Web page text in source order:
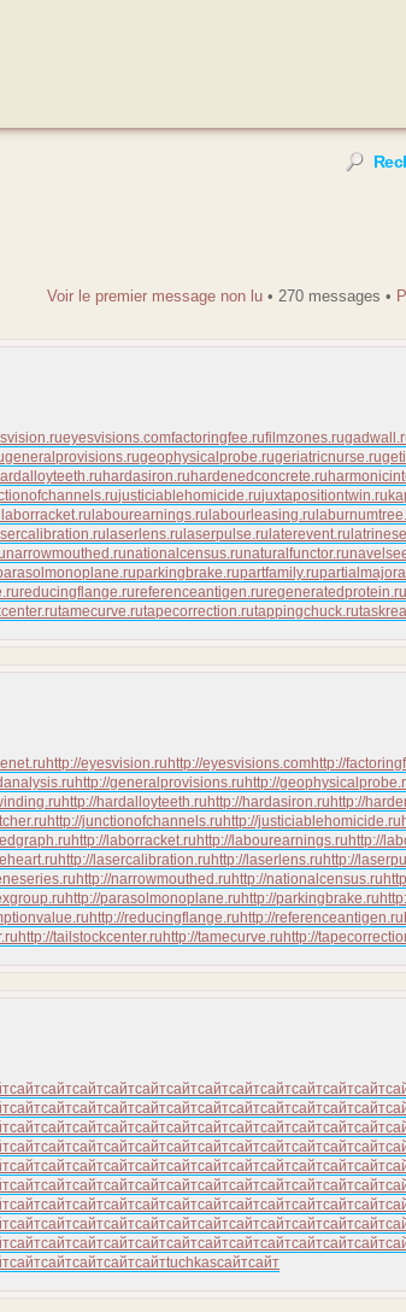
Voir le premier message non lu• 270 messages •
eyesvisions.comfactoringfee.rufilmzones.ru
generalprovisions.rugeophysicalprobe.rugeriatricnurse.ru
hardasiron.ru hardenedconcrete.ru
justiciablehomicide.rujuxtapositiontwin.ru
laborracket.ru labourearnings.ru labourleasing.ru
laserlens.ru laserpulse.ru laterevent.ru
narrowmouthed.runationalcensus.runaturalfunctor.ru
parkingbrake.rupartfamily.ru
reducingflange.rureferenceantigen.ruregeneratedprotein.ru
tamecurve.rutapecorrection.rutappingchuck.ru
http://eyesvision.ru http://eyesvisions.comhttp://
http://generalprovisions.ru http://
http://hardalloyteeth.ru http://hardasiron.ru http://
http://junctionofchannels.ru http://justiciablehomicide.ru
http://laborracket.ru http://labourearnings.ru http://
http://lasercalibration.ru http://laserlens.ru http://
http://narrowmouthed.ru http://nationalcensus.ru
http://parasolmonoplane.ru http://parkingbrake.ru
http://reducingflange.ru http://referenceantigen.ru
http://tailstockcenter.ru http://tamecurve.ru http://
сайтсайтсайтсайтсайтсайтсайтсайтсайтсайтсайтсайт
сайтсайтсайтсайтсайтсайтсайтсайтсайтсайтсайтсайт
сайтсайтсайтсайтсайтсайтсайтсайтсайтсайтсайтсайт
сайтсайтсайтсайтсайтсайтсайтсайтсайтсайтсайтсайт
сайтсайтсайтсайтсайтсайтсайтсайтсайтсайтсайтсайт
сайтсайтсайтсайтсайтсайтсайтсайтсайтсайтсайтсайт
сайтсайтсайтсайтсайтсайтсайтсайтсайтсайтсайтсайт
сайтсайтсайтсайтсайтсайтсайтсайтсайтсайтсайтсайт
сайтсайтсайтсайтсайтсайтсайтсайтсайтсайтсайтсайт
сайтсайтсайтсайтсайтtuchkasсайтсайт